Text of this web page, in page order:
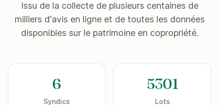
Issu de la collecte de plusieurs centaines de
milliers d'avis en ligne et de toutes les données
disponibles sur le patrimoine en copropriété.
6
Syndics
5301
Lots